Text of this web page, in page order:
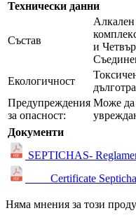
Технически данни
Състав
и
Екологичност
Предупреждения
за опасност:
Може да
Документи
SEPTICHAS-
____Certificate
Няма мнения за този